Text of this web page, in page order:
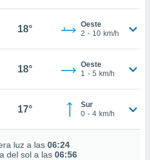
18°
Oeste
2 - 10 km/h
18°
Oeste
1 - 5 km/h
17°
Sur
0 - 4 km/h
luz a las 06:24
del sol a las 06:56